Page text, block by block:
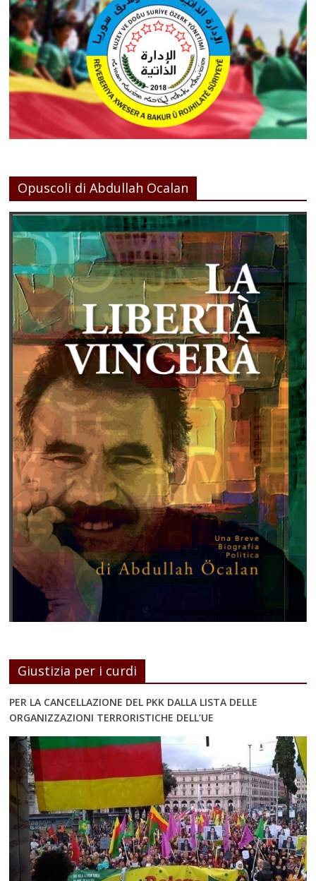
Opuscoli di Abdullah Ocalan
Giustizia per i curdi
PER LA CANCELLAZIONE DEL PKK DALLA LISTA DELLE
ORGANIZZAZIONI TERRORISTICHE DELL’UE